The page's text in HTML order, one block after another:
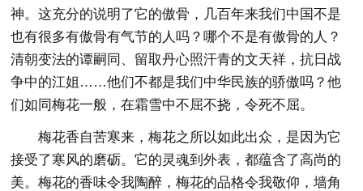
神。这充分的说明了它的傲骨，几百年来我们中国不是
也有很多有傲骨有气节的人吗？哪个不是有傲骨的人？
清朝变法的谭嗣同、留取丹心照汗青的文天祥，抗日战
争中的江姐……他们不都是我们中华民族的骄傲吗？他
们如同梅花一般，在霜雪中不屈不挠，令死不屈。
梅花香自苦寒来，梅花之所以如此出众，是因为它
接受了寒风的磨砺。它的灵魂到外表，都蕴含了高尚的
美。梅花的香味令我陶醉，梅花的品格令我敬仰，墙角